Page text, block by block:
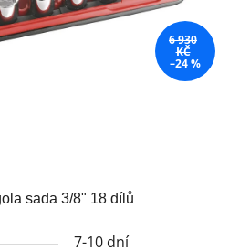
sada 3/8" 18 dílů
7-10 dní
6 930
KČ
–24 %